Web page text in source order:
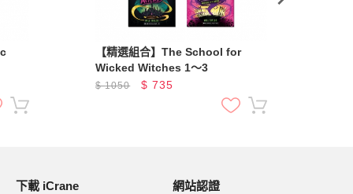
【精選組合】The School for
Wicked Witches 1～3
$1050 $735
下載 iCrane 網站認證